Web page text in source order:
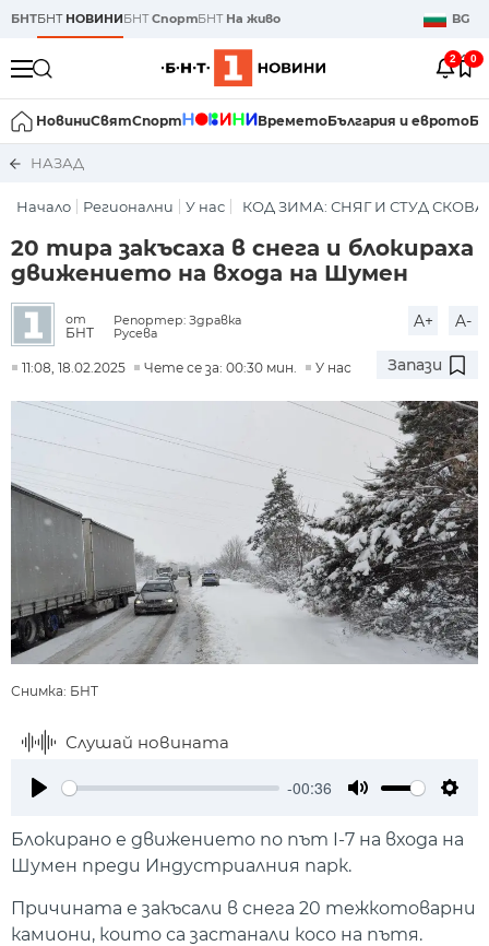
БНТБНТ НОВИНИБНТСпортБНТ На живо BG
2 0
НовиниСвятСпорт ВреметоБългария и еврото
НАЗАД
Начало Регионални У нас КОД ЗИМА: СНЯГ И СТУД
20 тира закъсаха в снега и блокираха
движението на входа на Шумен
от
БНТ
Репортер: Здравка
Русева
A+ A-
11:08, 18.02.2025 Чете се за: 00:30 мин. У нас Запази
Снимка: БНТ
Слушай новината
-00:36
Блокирано е движението по път I-7 на входа на
Шумен преди Индустриалния парк.
Причината е закъсали в снега 20 тежкотоварни
камиони, които са застанали косо на пътя.